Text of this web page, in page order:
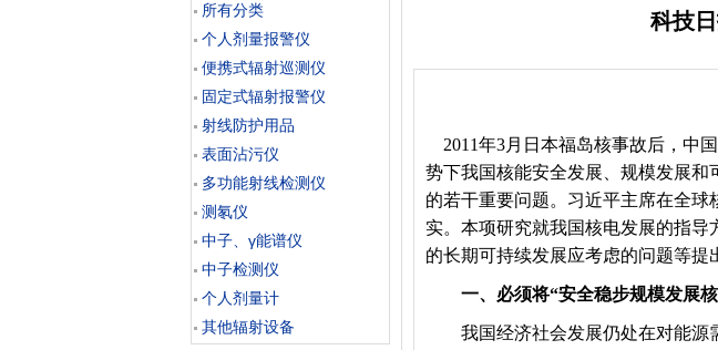
所有分类
个人剂量报警仪
便携式辐射巡测仪
固定式辐射报警仪
射线防护用品
表面沾污仪
多功能射线检测仪
测氡仪
中子、γ能谱仪
中子检测仪
个人剂量计
其他辐射设备
科技
2011年3月日本福岛核事故后，中
势下我国核能安全发展、规模发展
的若干重要问题。习近平主席在全球
实。本项研究就我国核电发展的指
的长期可持续发展应考虑的问题等提
一、必须将“安全稳步规模发展
我国经济社会发展仍处在对能源